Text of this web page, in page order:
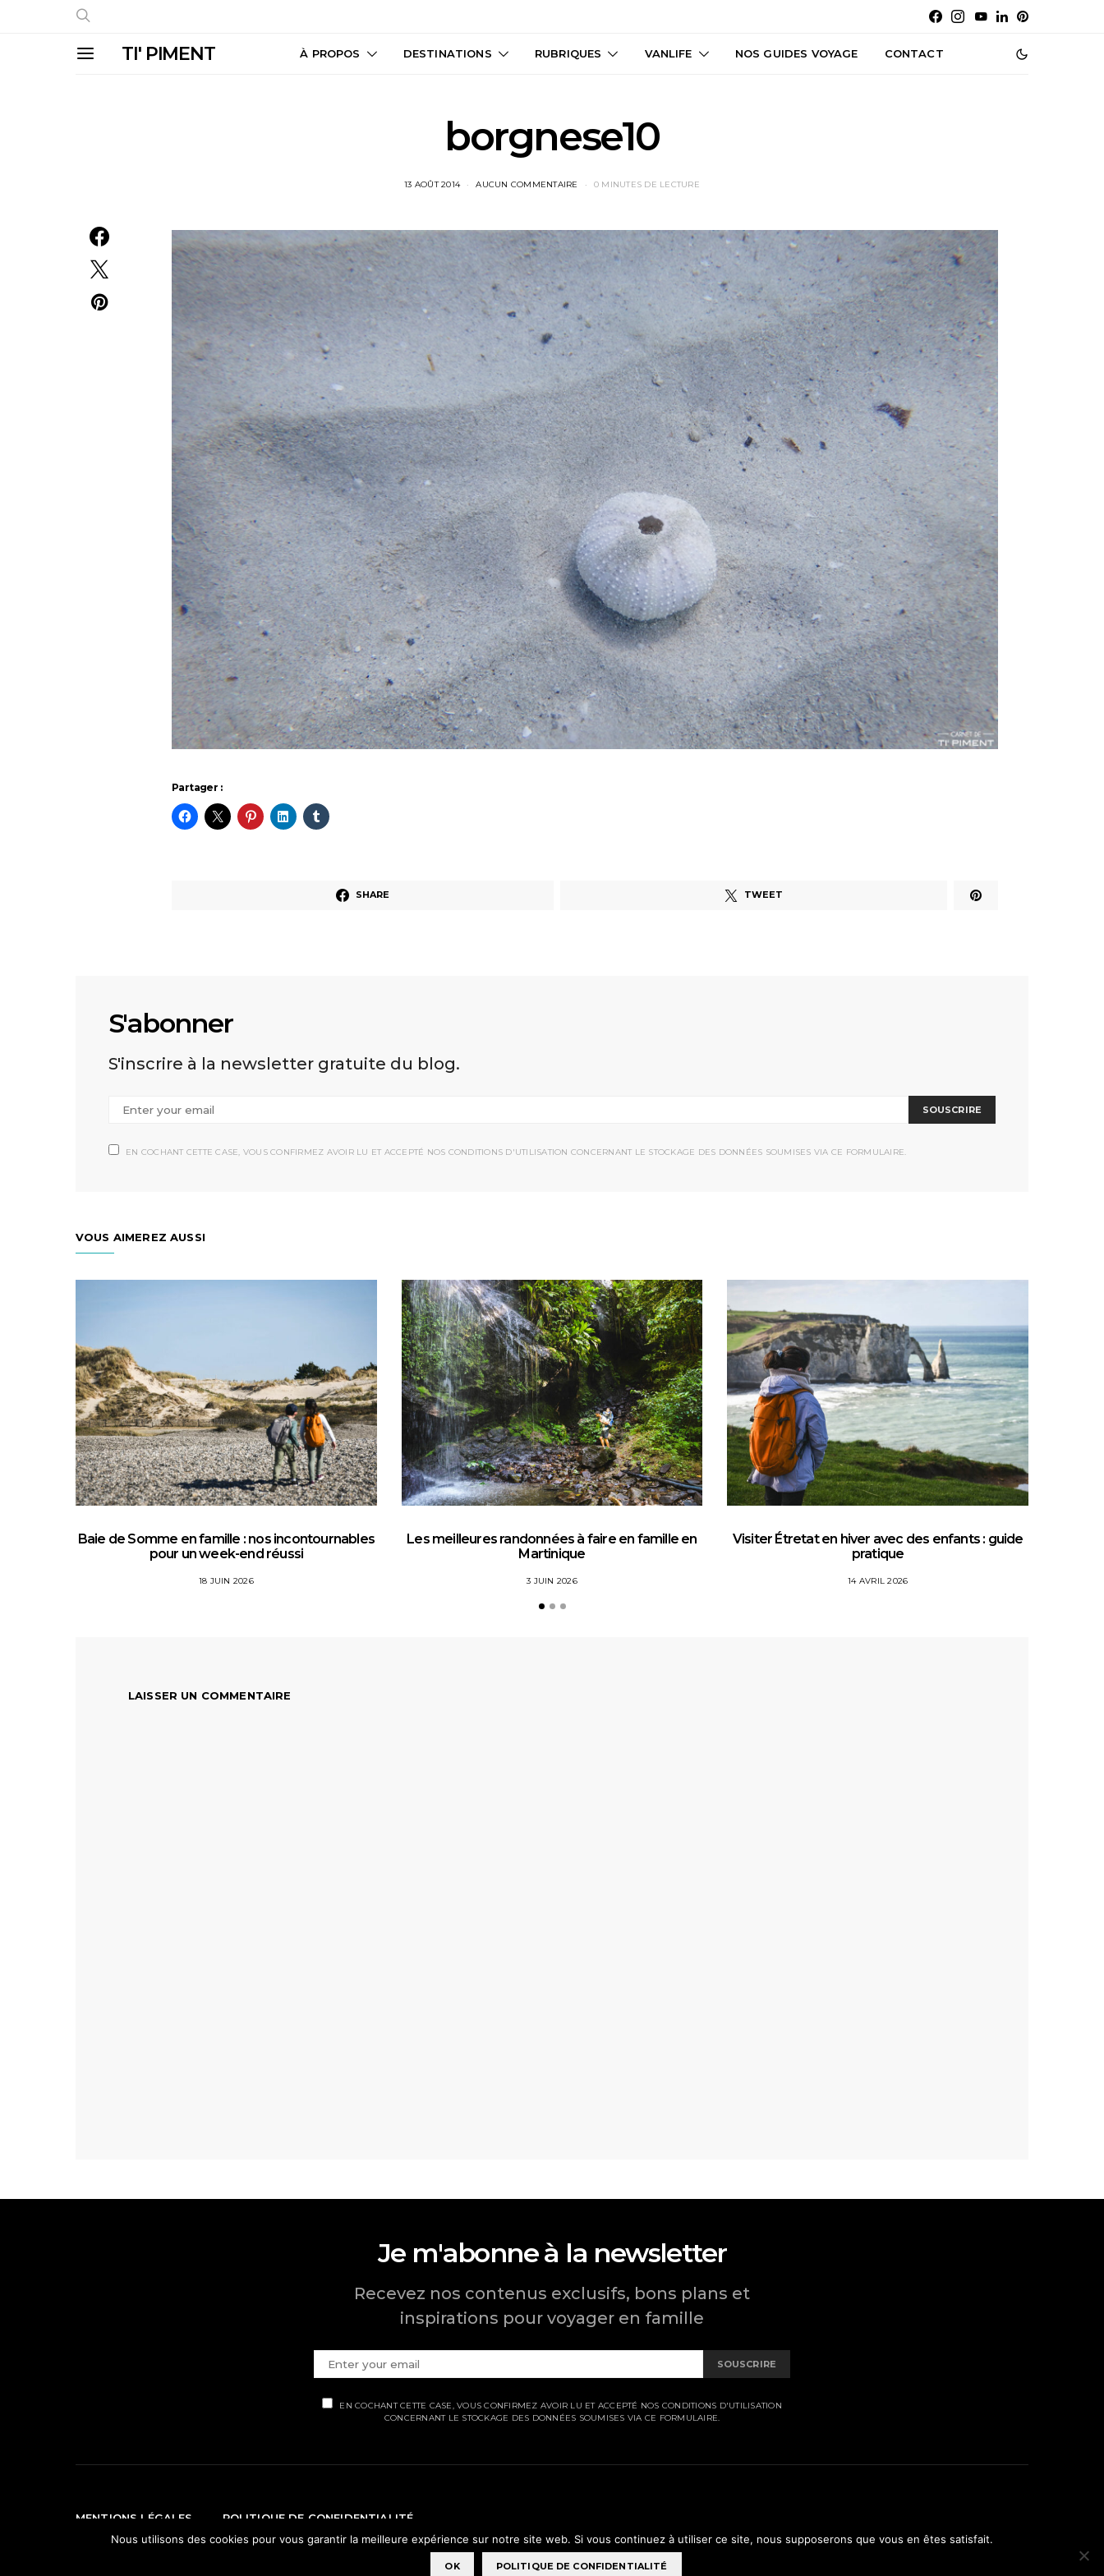
TI' PIMENT À PROPOS DESTINATIONS RUBRIQUES VANLIFE NOS GUIDES VOYAGE CONTACT
borgnese10
13 AOÛT 2014 AUCUN COMMENTAIRE 0 MINUTES DE LECTURE
Partager :
SHARE TWEET
S'abonner
S'inscrire à la newsletter gratuite du blog.
SOUSCRIRE
EN COCHANT CETTE CASE, VOUS CONFIRMEZ AVOIR LU ET ACCEPTÉ NOS CONDITIONS D'UTILISATION CONCERNANT LE STOCKAGE DES DONNÉES SOUMISES VIA CE FORMULAIRE.
VOUS AIMEREZ AUSSI
Baie de Somme en famille : nos incontournables
pour un week-end réussi
18 JUIN 2026
Les meilleures randonnées à faire en famille en
Martinique
3 JUIN 2026
Visiter Étretat en hiver avec des enfants : guide
pratique
14 AVRIL 2026
LAISSER UN COMMENTAIRE
Je m'abonne à la newsletter
Recevez nos contenus exclusifs, bons plans et
inspirations pour voyager en famille
SOUSCRIRE
EN COCHANT CETTE CASE, VOUS CONFIRMEZ AVOIR LU ET ACCEPTÉ NOS CONDITIONS D'UTILISATION
CONCERNANT LE STOCKAGE DES DONNÉES SOUMISES VIA CE FORMULAIRE.
MENTIONS LÉGALES POLITIQUE DE CONFIDENTIALITÉ
© Ti' Piment 2012 - 2026
Nous utilisons des cookies pour vous garantir la meilleure expérience sur notre site web. Si vous continuez à utiliser ce site, nous supposerons que vous en êtes satisfait.
OK POLITIQUE DE CONFIDENTIALITÉ